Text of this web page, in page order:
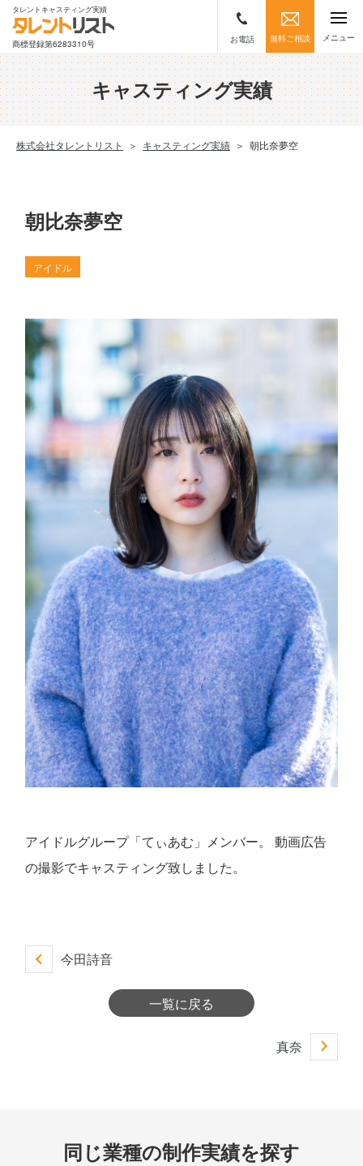
タレントキャスティング実績
商標登録第6283310号 お電話 メニュー
無料ご相談
キャスティング実績
株式会社タレントリスト ＞ キャスティング実績 ＞ 朝比奈夢空
朝比奈夢空
アイドル
アイドルグループ「てぃあむ」メンバー。 動画広告
の撮影でキャスティング致しました。
今田詩音
一覧に戻る
真奈
同じ業種の制作実績を探す